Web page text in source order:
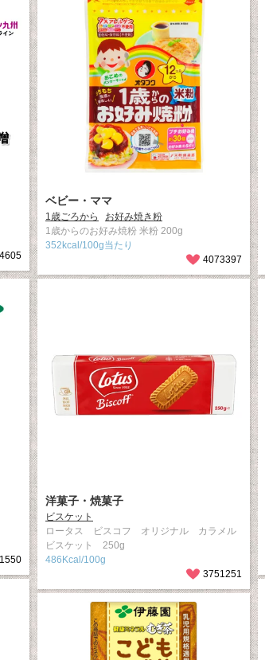
ベビー・ママ
1歳ごろから
お好み焼き粉
1歳からのお好み焼粉 米粉 200g
352kcal/100g当たり
4073397
洋菓子・焼菓子
ビスケット
ロータス ビスコフ オリジナル カラメル
ビスケット 250g
486Kcal/100g
3751251